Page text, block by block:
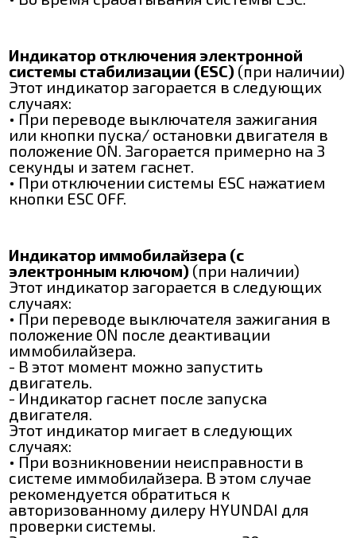
Индикатор отключения электронной
системы стабилизации (ESC) (при наличии)
Этот индикатор загорается в следующих
случаях:
• При переводе выключателя зажигания
или кнопки пуска/ остановки двигателя в
положение ON. Загорается примерно на 3
секунды и затем гаснет.
• При отключении системы ESC нажатием
кнопки ESC OFF.
Индикатор иммобилайзера (с
электронным ключом) (при наличии)
Этот индикатор загорается в следующих
случаях:
• При переводе выключателя зажигания в
положение ON после деактивации
иммобилайзера.
- В этот момент можно запустить
двигатель.
- Индикатор гаснет после запуска
двигателя.
Этот индикатор мигает в следующих
случаях:
• При возникновении неисправности в
системе иммобилайзера. В этом случае
рекомендуется обратиться к
авторизованному дилеру HYUNDAI для
проверки системы.